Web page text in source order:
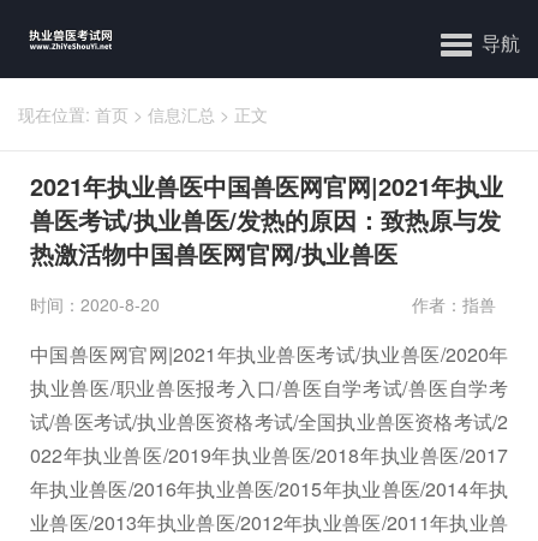
导航
现在位置: 首页 > 信息汇总 > 正文
2021年执业兽医中国兽医网官网|2021年执业
兽医考试/执业兽医/发热的原因：致热原与发
热激活物中国兽医网官网/执业兽医
时间：2020-8-20 作者：指兽
中国兽医网官网|2021年执业兽医考试/执业兽医/2020年
执业兽医/职业兽医报考入口/兽医自学考试/兽医自学考
试/兽医考试/执业兽医资格考试/全国执业兽医资格考试/2
022年执业兽医/2019年执业兽医/2018年执业兽医/2017
年执业兽医/2016年执业兽医/2015年执业兽医/2014年执
业兽医/2013年执业兽医/2012年执业兽医/2011年执业兽